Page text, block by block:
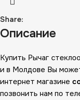
Share:
Описание
Купить Рычаг
и в Молдове Вы
интернет магазине
позвонить нам по